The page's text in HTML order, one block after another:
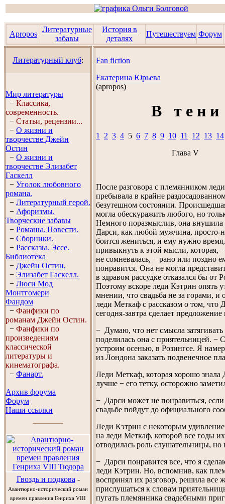
Apropos
Литературные
забавы
История в
деталях
Путешествуем Форум
Литературный клуб:
Мир литературы
− Классика,
современность.
− Статьи, рецензии...
− О жизни и
творчестве Джейн
Остин
− О жизни и
творчестве Элизабет
Гaскелл
− Уголок любовного
романа.
− Литературный герой.
− Афоризмы.
Творческие забавы
− Романы. Повести.
− Сборники.
− Рассказы. Эссe.
Библиотека
− Джейн Остин,
− Элизабет Гaскелл.
− Люси Мод
Монтгомери
Фандом
− Фанфики по
романам Джейн Остин.
− Фанфики по
произведениям
классической
литературы и
кинематографа.
− Фанарт.
Архив форума
Форум
Наши ссылки
Гвоздь и подкова -
Авантюрно-исторический роман
времен правления Генриха VIII
Fan fiction
Екатерина Юрьева
(аpropos)
В т е н и
1 2 3 4 5 6 7 8 9 10 11 12 13 14
Глава V
После разговора с племянником
пребывала в крайне
безутешном состоянии.
могла обескуражить любого, но
Немного поразмыслив, она внушила
Дарси, как любой мужчина, просто-
боится жениться, и ему нужно
привыкнуть к этой мысли, которая,
не сомневалась, − рано или поздно
понравится. Она не могла
в здравом рассудке отказался бы от
Поэтому вскоре леди Кэтрин опять
мнении, что свадьба не за горами, и
леди Меткаф с рассказом о том, что
сегодня-завтра сделает
− Думаю, что нет смысла
поделилась она с приятельницей. −
устроим осенью, в Розингсе. Я
из Лондона заказать подвенечное
Леди Меткаф, которая хорошо знала
лучше − его тетку, осторожно
− Дарси может не понравиться,
свадьбе пойдут до официального
Леди Кэтрин с некоторым
на леди Меткаф, которой все годы
отводилась роль слушательницы, но
− Дарси понравится все, что я
леди Кэтрин. Но, вспомнив, как
воспринял их разговор, решила все
прислушаться к словам
пугать племянника свадебными